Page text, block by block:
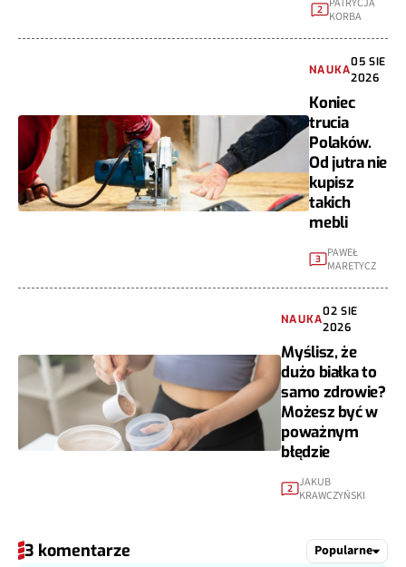
2 KORBA
NAUKA
05 SIE
2026
Koniec
trucia
Polaków.
Od jutra nie
kupisz
takich
mebli
3
PAWEŁ
MARETYCZ
NAUKA
02 SIE
2026
Myślisz, że
dużo białka to
samo zdrowie?
Możesz być w
poważnym
błędzie
2 JAKUB
KRAWCZYŃSKI
3 komentarze Popularne